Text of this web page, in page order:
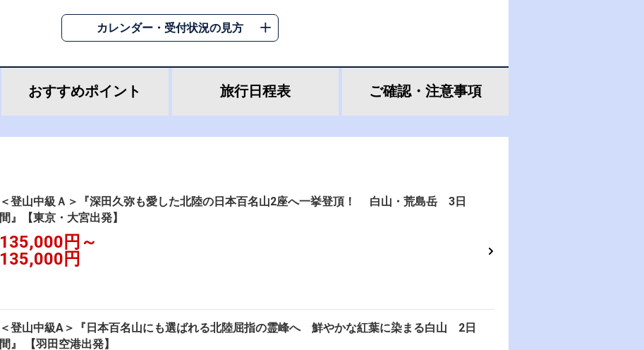
カレンダー・受付状況の見方
おすすめポイント 旅行日程表 ご確認・ 注意事項
＜登山中級Ａ＞『深田久弥も愛した北陸の日本百名山2座へ一挙登頂！ 白山・荒島岳 3日
間』【東京・大宮出発】
135,000円～
135,000円
＜登山中級A＞『日本百名山にも選ばれる北陸屈指の霊峰へ 鮮やかな紅葉に染まる白山 2日
間』 【羽田空港出発】